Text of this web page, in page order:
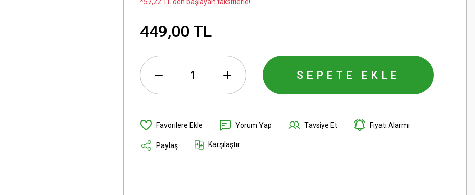
449,00 TL
SEPETE EKLE
Yorum Yap Tavsiye Et Fiyatı Alarmı
Paylaş Karşılaştır